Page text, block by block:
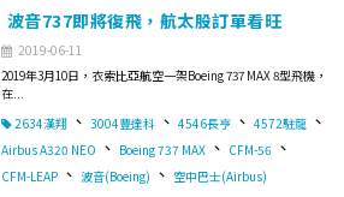
波音737即將復飛，航太股訂單看旺
2019-06-11
2019年3月10日，衣索比亞航空一架Boeing 737 MAX 8型飛機，
在...
2634漢翔 、 3004豐達科 、 4546長亨 、 4572駐龍 、
Airbus A320 NEO 、 Boeing 737 MAX 、 CFM-56 、
CFM-LEAP 、 波音(Boeing) 、 空中巴士(Airbus)